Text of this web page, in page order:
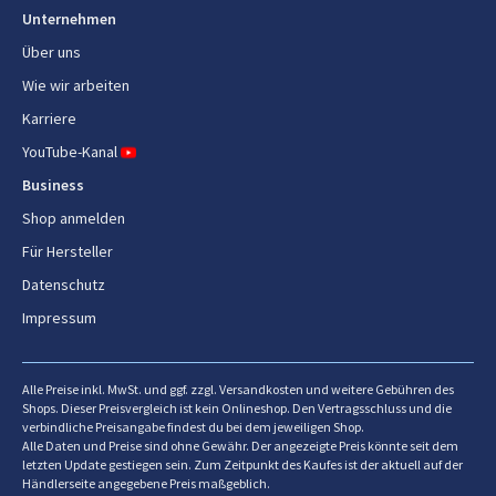
Unternehmen
Über uns
Wie wir arbeiten
Karriere
YouTube-Kanal
Business
Shop anmelden
Für Hersteller
Datenschutz
Impressum
Alle Preise inkl. MwSt. und ggf. zzgl. Versandkosten und weitere Gebühren des
Shops. Dieser Preisvergleich ist kein Onlineshop. Den Vertragsschluss und die
verbindliche Preisangabe findest du bei dem jeweiligen Shop.
Alle Daten und Preise sind ohne Gewähr. Der angezeigte Preis könnte seit dem
letzten Update gestiegen sein. Zum Zeitpunkt des Kaufes ist der aktuell auf der
Händlerseite angegebene Preis maßgeblich.